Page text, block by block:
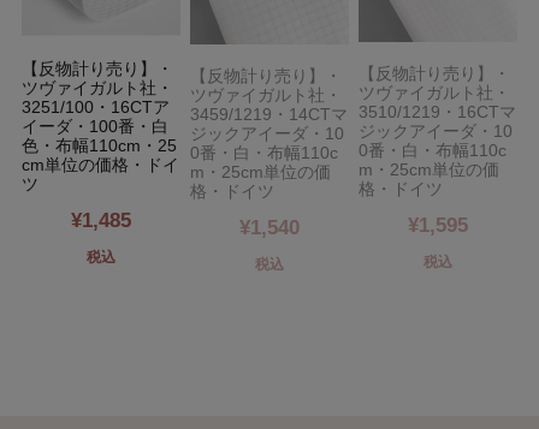
【反物計り売り】・
ツヴァイガルト社・
3251/100・16CTア
イーダ・100番・白
色・布幅110cm・25
cm単位の価格・ドイ
ツ
¥1,485
税込
【反物計り売り】・
ツヴァイガルト社・
3459/1219・14CTマ
ジックアイーダ・10
0番・白・布幅110c
m・25cm単位の価
格・ドイツ
¥1,540
税込
【反物計り売り】・
ツヴァイガルト社・
3510/1219・16CTマ
ジックアイーダ・10
0番・白・布幅110c
m・25cm単位の価
格・ドイツ
¥1,595
税込